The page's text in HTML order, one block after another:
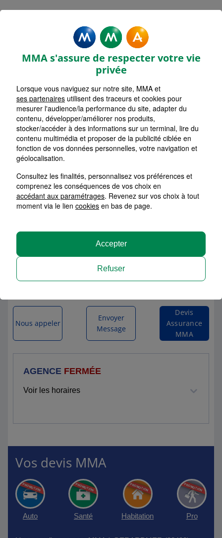
Assurance Grand Est Assurance Vosges (88)
MMA GERARDMER
8 BOULEVARD ADOLPHE GARNIER
88400 GERARDMER
AGENCE FERMÉE
Voir les horaires
Nous appeler
Envoyer
Message
Devis
Assurance
MMA
Vos devis MMA
Auto Santé Habitation Pro
MMA s'assure de respecter votre vie
privée
Lorsque vous naviguez sur notre site, MMA et
ses partenaires utilisent des traceurs et cookies pour
mesurer l'audience/la performance du site, adapter du
contenu, développer/améliorer nos produits,
stocker/accéder à des informations sur un terminal, lire du
contenu multimédia et proposer de la publicité ciblée en
fonction de vos données personnelles, votre navigation et
géolocalisation.
Consultez les finalités, personnalisez vos préférences et
comprenez les conséquences de vos choix en
accédant aux paramétrages. Revenez sur vos choix à tout
moment via le lien cookies en bas de page.
Refuser
Accepter